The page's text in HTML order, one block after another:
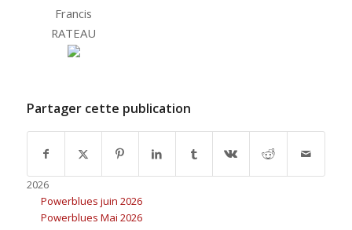
Francis
RATEAU
Partager cette publication
2026
Powerblues juin 2026
Powerblues Mai 2026